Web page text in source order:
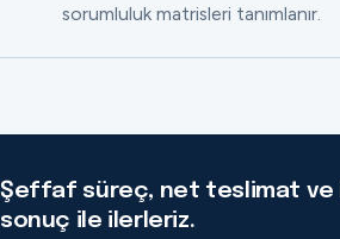
sorumluluk matrisleri tanımlanır.
Şeffaf süreç, net teslimat ve
sonuç ile ilerleriz.